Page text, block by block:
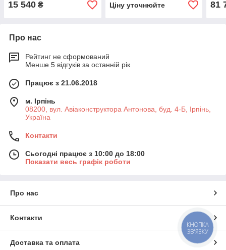
15 540 ₴ Ціну уточнюйте 81
Про нас
Рейтинг не сформований
Менше 5 відгуків за останній рік
Працює з 21.06.2018
м. Ірпінь
08200, вул. Авіаконструктора Антонова, буд. 4-Б, Ірпінь,
Україна
Контакти
Сьогодні працює з 10:00 до 18:00
Показати весь графік роботи
Про нас
Контакти
Доставка та оплата
КНОПКА
ЗВ'ЯЗКУ